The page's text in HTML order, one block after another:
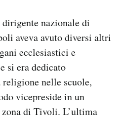
nazionale di
aveva avuto diversi altri
ecclesiastici e
si era dedicato
nelle scuole,
vicepreside in un
di Tivoli. L’ultima